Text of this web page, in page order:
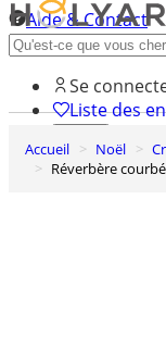
Aide & Contact
Découvrez
Se
Liste des
0
Panier
Accueil Noël
Réverbère